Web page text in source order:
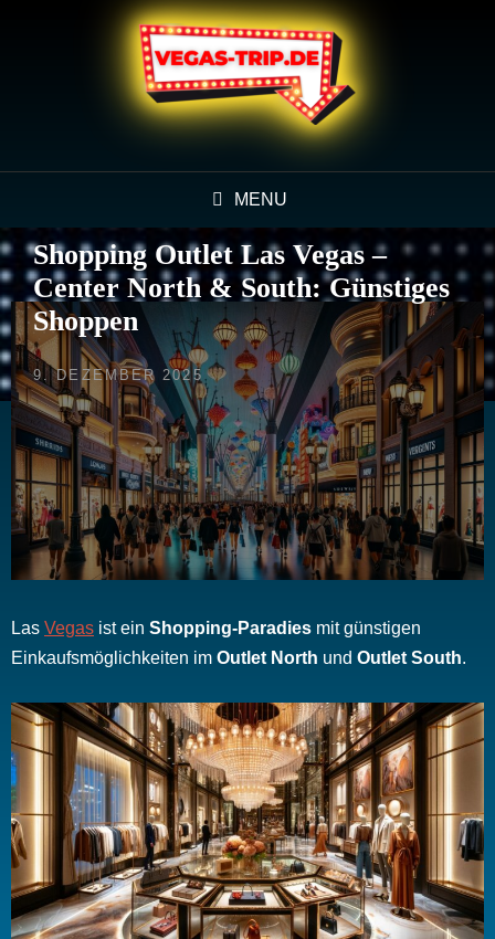
MENU
Shopping Outlet Las Vegas –
Center North & South: Günstiges
Shoppen
POSTED
ON
9. DEZEMBER 2025
Las Vegas ist ein Shopping-Paradies mit günstigen
Einkaufsmöglichkeiten im Outlet North und Outlet South.